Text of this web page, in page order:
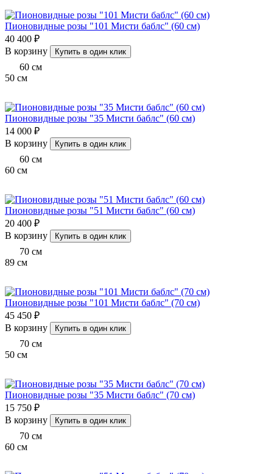
Пионовидные розы "101 Мисти баблс" (60 см)
40 400 ₽
В корзину
Купить в один клик
60 см
50 см
Пионовидные розы "35 Мисти баблс" (60 см)
14 000 ₽
В корзину
Купить в один клик
60 см
60 см
Пионовидные розы "51 Мисти баблс" (60 см)
20 400 ₽
В корзину
Купить в один клик
70 см
89 см
Пионовидные розы "101 Мисти баблс" (70 см)
45 450 ₽
В корзину
Купить в один клик
70 см
50 см
Пионовидные розы "35 Мисти баблс" (70 см)
15 750 ₽
В корзину
Купить в один клик
70 см
60 см